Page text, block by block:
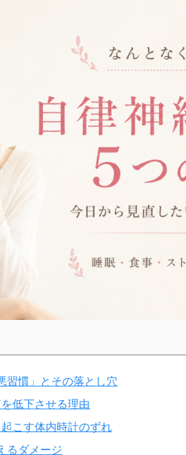
習慣」とその落とし穴
低下させる理由
こす体内時計のずれ
るダメージ